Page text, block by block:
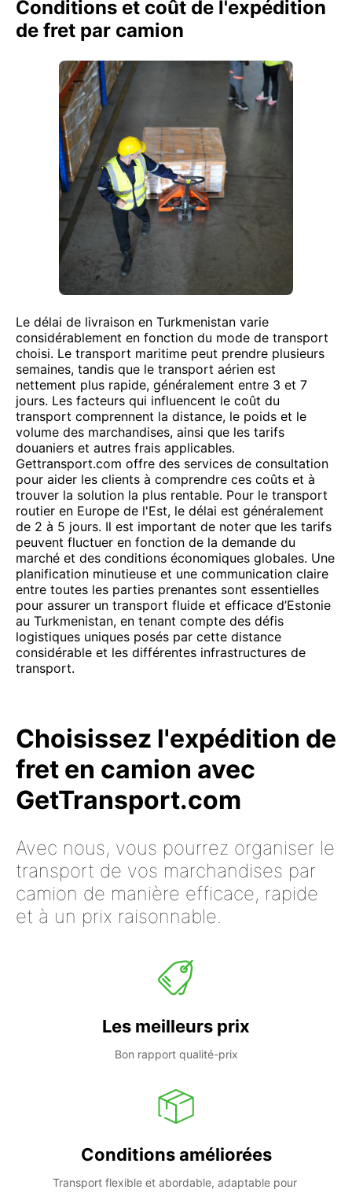
Conditions et coût de l'expédition
de fret par camion
Le délai de livraison en Turkmenistan varie
considérablement en fonction du mode de transport
choisi. Le transport maritime peut prendre plusieurs
semaines, tandis que le transport aérien est
nettement plus rapide, généralement entre 3 et 7
jours. Les facteurs qui influencent le coût du
transport comprennent la distance, le poids et le
volume des marchandises, ainsi que les tarifs
douaniers et autres frais applicables.
Gettransport.com offre des services de consultation
pour aider les clients à comprendre ces coûts et à
trouver la solution la plus rentable. Pour le transport
routier en Europe de l'Est, le délai est généralement
de 2 à 5 jours. Il est important de noter que les tarifs
peuvent fluctuer en fonction de la demande du
marché et des conditions économiques globales. Une
planification minutieuse et une communication claire
entre toutes les parties prenantes sont essentielles
pour assurer un transport fluide et efficace d’Estonie
au Turkmenistan, en tenant compte des défis
logistiques uniques posés par cette distance
considérable et les différentes infrastructures de
transport.
Choisissez l'expédition de
fret en camion avec
GetTransport.com
Avec nous, vous pourrez organiser le
transport de vos marchandises par
camion de manière efficace, rapide
et à un prix raisonnable.
Les meilleurs prix
Bon rapport qualité-prix
Conditions améliorées
Transport flexible et abordable, adaptable pour